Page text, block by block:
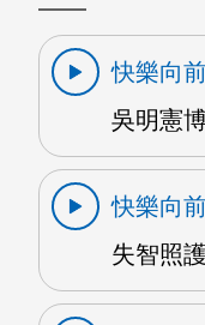
快樂向
吳明憲
快樂向
失智照